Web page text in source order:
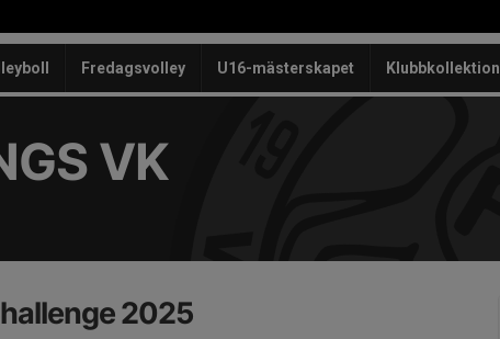
Fredagsvolley U16-mästerskapet Klubbkollektion
VK
2025